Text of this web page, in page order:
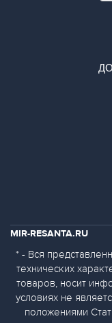
MIR-RESANTA.RU
* - Вся
технических
товаров, носит
условиях не
положениями